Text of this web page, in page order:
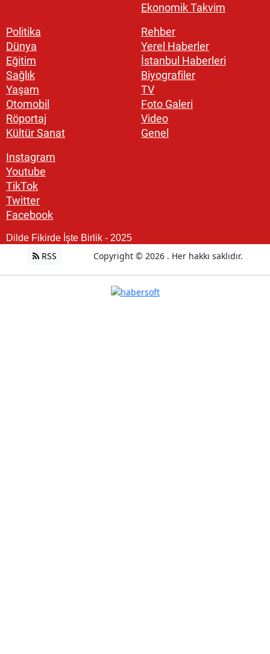
Ekonomik Takvim
Politika
Dünya
Eğitim
Sağlık
Yaşam
Otomobil
Röportaj
Kültür Sanat
Rehber
Yerel Haberler
İstanbul Haberleri
Biyografiler
TV
Foto Galeri
Video
Genel
Instagram
Youtube
TikTok
Twitter
Facebook
Dilde Fikirde İşte Birlik - 2025
RSS Copyright © 2026 . Her hakkı saklıdır.